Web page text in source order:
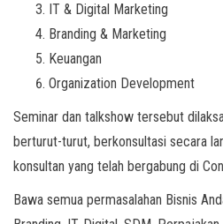
IT & Digital Marketing
Branding & Marketing
Keuangan
Organization Development
Seminar dan talkshow tersebut
berturut-turut, berkonsultasi secara
konsultan yang telah bergabung di
Bawa semua permasalahan Bisnis